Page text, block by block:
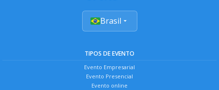
Brasil
TIPOS DE EVENTO
Evento Empresarial
Evento Presencial
Evento online